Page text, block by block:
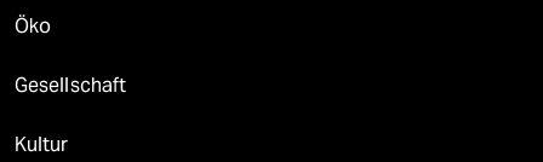
Öko
Gesellschaft
Kultur